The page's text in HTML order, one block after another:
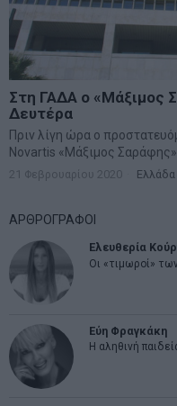
Στη ΓΑΔΑ ο «Μάξιμος
Δευτέρα
Πριν λίγη ώρα ο
Novartis «Μάξιμος
21 Φεβρουαρίου 2020 Ελλάδα
ΑΡΘΡΟΓΡΑΦΟΙ
Ελευθερία
Οι «τιμωροί»
Εύη Φραγκάκη
Η αληθινή